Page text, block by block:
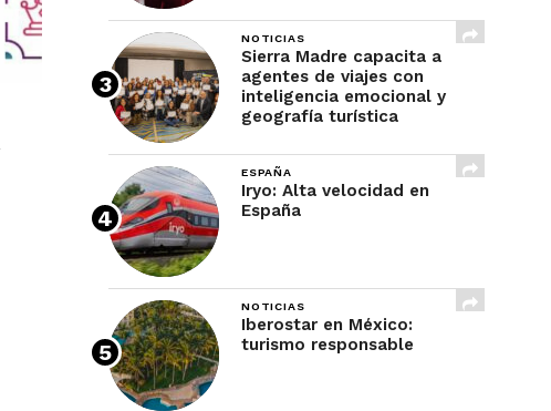
NOTICIAS
Sierra Madre capacita a
agentes de viajes con
inteligencia emocional y
geografía turística
ESPAÑA
Iryo: Alta velocidad en
España
NOTICIAS
Iberostar en México:
turismo responsable